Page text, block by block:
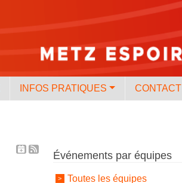
INFOS PRATIQUES CONTACT
Événements par équipes
Toutes les équipes